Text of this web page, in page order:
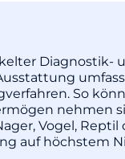
Diagnostik-
So
nehmen
Vogel, Reptil
auf höchstem